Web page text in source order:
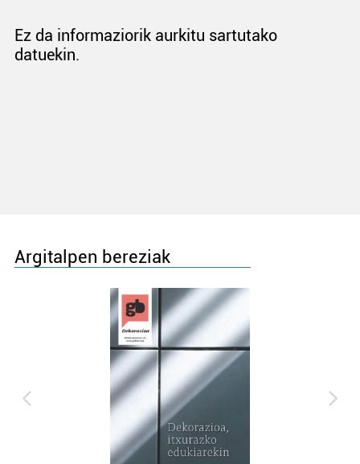
Ez da informaziorik aurkitu sartutako
datuekin.
Argitalpen bereziak